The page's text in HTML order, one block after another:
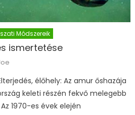
Módszereik
ismertetése
élőhely: Az amur őshazája
keleti részén fekvő melegebb
1970-es évek elején